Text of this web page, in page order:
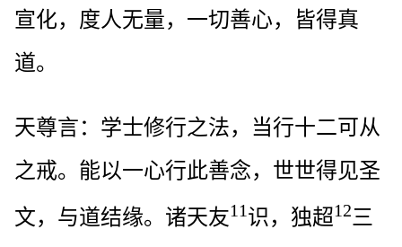
宣化，度人无量，一切善心，皆得真
道。
天尊言：学士修行之法，当行十二可从
之戒。能以一心行此善念，世世得见圣
文，与道结缘。诸天友11识，独超12三